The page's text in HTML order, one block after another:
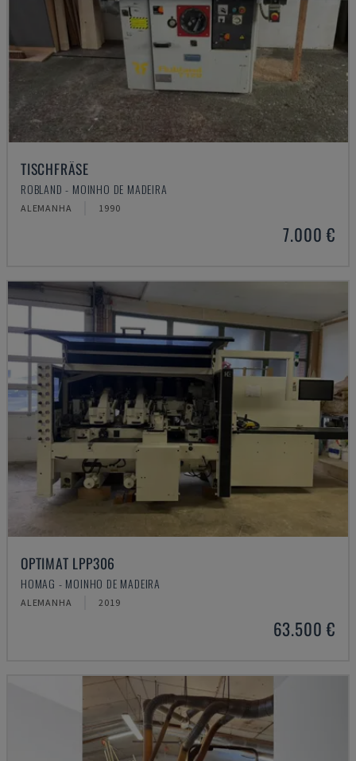
TISCHFRÄSE
ROBLAND - MOINHO DE MADEIRA
ALEMANHA 1990
7.000 €
OPTIMAT LPP306
HOMAG - MOINHO DE MADEIRA
ALEMANHA 2019
63.500 €